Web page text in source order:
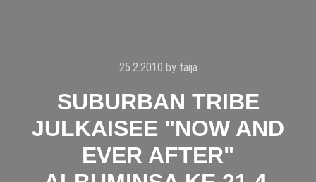
25.2.2010 by taija
SUBURBAN TRIBE
JULKAISEE "NOW AND
EVER AFTER"